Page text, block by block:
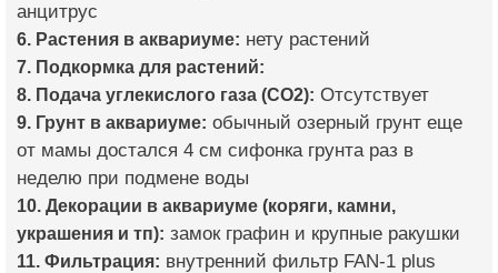
анцитрус
6. Растения в аквариуме: нету растений
7. Подкормка для растений:
8. Подача углекислого газа (CO2): Отсутствует
9. Грунт в аквариуме: обычный озерный грунт еще
от мамы достался 4 см сифонка грунта раз в
неделю при подмене воды
10. Декорации в аквариуме (коряги, камни,
украшения и тп): замок графин и крупные ракушки
11. Фильтрация: внутренний фильтр FAN-1 plus